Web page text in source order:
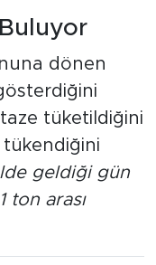
dönen
tüketildiğini
geldiği gün
ton arası